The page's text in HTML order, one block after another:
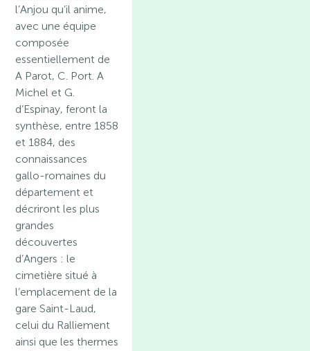
l’Anjou qu’il anime,
avec une équipe
composée
essentiellement de
A Parot, C. Port. A
Michel et G.
d’Espinay, feront la
synthèse, entre 1858
et 1884, des
connaissances
gallo-romaines du
département et
décriront les plus
grandes
découvertes
d’Angers : le
cimetière situé à
l’emplacement de la
gare Saint-Laud,
celui du Ralliement
ainsi que les thermes